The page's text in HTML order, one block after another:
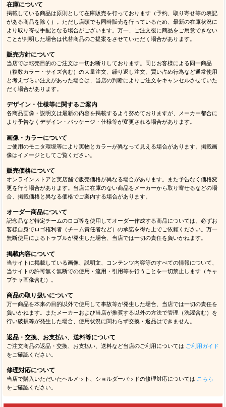
在庫について
掲載している商品は原則として在庫販売を行っております（予約、取り寄せ等の表記
がある商品を除く）。ただし店頭でも同時販売を行っているため、最新の在庫状況に
より取り寄せ手配となる場合がございます。万一、ご注文後に商品をご用意できない
ことが判明した場合は代替商品のご提案をさせていただく場合があります。
販売方針について
当店では転売目的のご注文は一切お断りしております。同じお客様による同一商品
（複数カラー・サイズ含む）の大量注文、繰り返し注文、買い占め行為など通常使用
と考えづらい注文があった場合は、当店の判断によりご注文をキャンセルさせていた
だく場合があります。
デザイン・仕様等に関するご案内
各商品画像・説明文は最新の内容を掲載するよう努めておりますが、メーカー都合に
より予告なくデザイン・パッケージ・仕様等が変更される場合があります。
画像・カラーについて
ご使用のモニタ環境等により実物とカラーが異なって見える場合があります。掲載画
像はイメージとしてご覧ください。
販売価格について
オンラインストアと実店舗で販売価格が異なる場合があります。また予告なく価格変
更を行う場合があります。当店に在庫のない商品をメーカーから取り寄せるなどの場
合、掲載価格と異なる価格でご案内する場合があります。
オーダー商品について
記念品など特定チームのロゴ等を使用してオーダー作成する商品については、必ずお
客様自身でロゴ権利者（チーム責任者など）の承諾を得た上でご依頼ください。万一
無断使用によるトラブルが発生した場合、当店では一切の責任を負いかねます。
掲載内容について
当サイトに掲載している画像、説明文、コンテンツ内容等のすべての情報について、
当サイトの許可無く無断での使用・流用・引用等を行うことを一切禁止します（キャ
プチャ画像含む）。
商品の取り扱いについて
万一商品を本来の目的以外で使用して事故等が発生した場合、当店では一切の責任を
負いかねます。またメーカーおよび当店が推奨する以外の方法で管理（洗濯含む）を
行い破損等が発生した場合、使用状況に関わらず交換・返品はできません。
返品・交換、お支払い、送料等について
ご注文商品の返品・交換、お支払い、送料など当店のご利用については ご利用ガイド
をご確認ください。
修理対応について
当店で購入いただいたヘルメット、ショルダーパッドの修理対応については こちら
をご確認ください。